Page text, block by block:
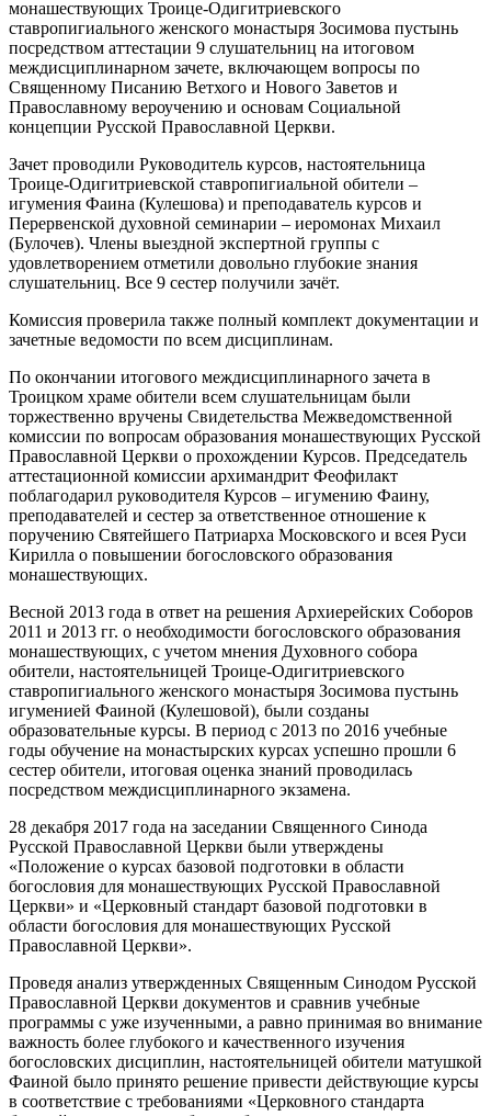
монашествующих Троице-Одигитриевского
ставропигиального женского монастыря Зосимова пустынь
посредством аттестации 9 слушательниц на итоговом
междисциплинарном зачете, включающем вопросы по
Священному Писанию Ветхого и Нового Заветов и
Православному вероучению и основам Социальной
концепции Русской Православной Церкви.
Зачет проводили Руководитель курсов, настоятельница
Троице-Одигитриевской ставропигиальной обители –
игумения Фаина (Кулешова) и преподаватель курсов и
Перервенской духовной семинарии – иеромонах Михаил
(Булочев). Члены выездной экспертной группы с
удовлетворением отметили довольно глубокие знания
слушательниц. Все 9 сестер получили зачёт.
Комиссия проверила также полный комплект документации и
зачетные ведомости по всем дисциплинам.
По окончании итогового междисциплинарного зачета в
Троицком храме обители всем слушательницам были
торжественно вручены Свидетельства Межведомственной
комиссии по вопросам образования монашествующих Русской
Православной Церкви о прохождении Курсов. Председатель
аттестационной комиссии архимандрит Феофилакт
поблагодарил руководителя Курсов – игумению Фаину,
преподавателей и сестер за ответственное отношение к
поручению Святейшего Патриарха Московского и всея Руси
Кирилла о повышении богословского образования
монашествующих.
Весной 2013 года в ответ на решения Архиерейских Соборов
2011 и 2013 гг. о необходимости богословского образования
монашествующих, с учетом мнения Духовного собора
обители, настоятельницей Троице-Одигитриевского
ставропигиального женского монастыря Зосимова пустынь
игуменией Фаиной (Кулешовой), были созданы
образовательные курсы. В период с 2013 по 2016 учебные
годы обучение на монастырских курсах успешно прошли 6
сестер обители, итоговая оценка знаний проводилась
посредством междисциплинарного экзамена.
28 декабря 2017 года на заседании Священного Синода
Русской Православной Церкви были утверждены
«Положение о курсах базовой подготовки в области
богословия для монашествующих Русской Православной
Церкви» и «Церковный стандарт базовой подготовки в
области богословия для монашествующих Русской
Православной Церкви».
Проведя анализ утвержденных Священным Синодом Русской
Православной Церкви документов и сравнив учебные
программы с уже изученными, а равно принимая во внимание
важность более глубокого и качественного изучения
богословских дисциплин, настоятельницей обители матушкой
Фаиной было принято решение привести действующие курсы
в соответствие с требованиями «Церковного стандарта